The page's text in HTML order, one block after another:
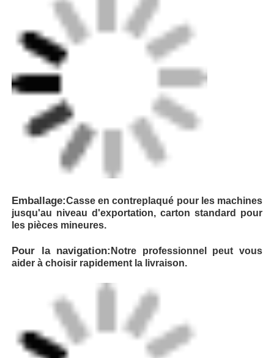
Emballage:Casse en contreplaqué pour les machines
jusqu'au niveau d'exportation, carton standard pour
les pièces mineures.
aider à choisir rapidement la livraison.